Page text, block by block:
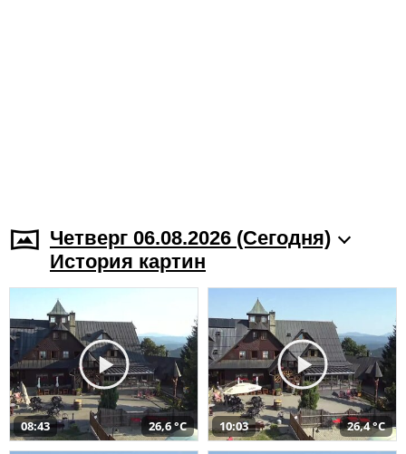
Четверг 06.08.2026 (Cегодня)
История картин
08:43 26,6 °C 10:03 26,4 °C